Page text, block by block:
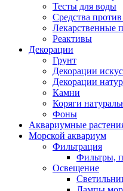
Тесты для воды
Средства
Лекарственные
Реактивы
Декорации
Грунт
Декорации
Декорации
Камни
Коряги
Фоны
Аквариумные
Морской аквариум
Фильтрация
Фильтры,
Освещение